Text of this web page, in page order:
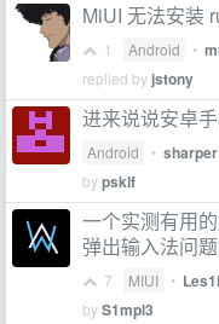
MiUI 无法安装
1 Android •
replied by jstony
进来说说安卓
Android • sharper
bypsklf
一个实测有用
弹出输入法问
7 MIUI •
byS1mpl3